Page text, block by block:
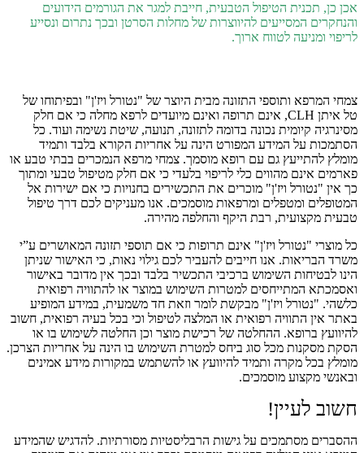
אכן כן, תכנית הטיפול הטבעית, חייבת למגר את הגורמים הידועים
והנחקרים המסייעים להיווצרות של מחלות הסרטן ובכך נתרום ונסייע
לריפוי ומניעה לטווח ארוך.
צמחי המרפא ותוספי התזונה מבית היוצר של "נטורל ויז'ן" ובפיתוחו של
טל איתן CLH, אינם תרופה ואינם מיועדים לרפא מחלה כי אם חלק
מסינרגיה קיומית נכונה בדומה לתזונה, תנועה, שיטת נשימה ועוד. כל
הסתמכות על המידע המפורט הינה על אחריות הקורא בלבד ותמיד
מומלץ להתייעץ גם עם רופא מוסמך. צמחי מרפא הנמכרים בבתי טבע או
פארמים אינם מהווים כלי לריפוי בלעדי כי אם חלק מטיפול טבעי ומתוך
כך אין "נטורל ויז'ן" מוכרים את התכשירים בחנויות כי אם ישירות אל
המטופלים ומטפלים ומרפאות מוסמכים. אנו מעניקים לכם דרך טיפול
טבעית מקצועית, רבת היקף והחלפה מהירה.
כל מוצרי "נטורל ויז'ן" אינם תרופות כי אם תוספי תזונה המאושרים ע”י
משרד הבריאות. אנו חייבים להעביר לכם גילוי נאות, כי האישור שניתן
הינו לבטיחות השימוש ברכיבי התכשיר בלבד ובכך אין מדובר באישור
ואסמכתא המתייחסים למטרות השימוש במוצר או להתוויה רפואית
כלשהי. "נטורל ויז'ן" מבקשת לומר וזאת חד משמעית, במידע המופיע
באתר אין התוויה רפואית או המלצה לטיפול וכי בכל בעיה רפואית, חשוב
להיוועץ ברופא. ההחלטה של רכישת מוצר וכן החלטה לשימוש בו או
הסקת מסקנות מכל סוג ביחס למטרת השימוש בו הינה על אחריות הצרכן.
מומלץ בכל מקרה ותמיד להיוועץ או להשתמש במקורות מידע אמינים
ובאנשי מקצוע מוסמכים.
חשוב לעיין!
ההסברים מסתמכים על גישות הרבליסטיות מסורתיות. להדגיש שהמידע